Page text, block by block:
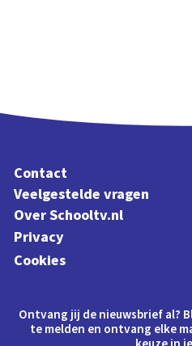
Contact
Veelgestelde vragen
Over Schooltv.nl
Privacy
Cookies
Ontvang jij de nieuwsbrief al?
te melden en ontvang elke